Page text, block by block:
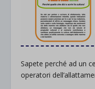
Sapete perché ad un
operatori